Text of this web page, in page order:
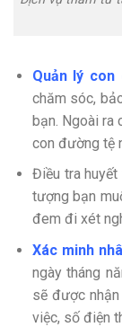
Quản lý con
chăm sóc,
bạn. Ngoài ra
con đường tệ
Điều tra
tượng bạn
đem đi xét
Xác minh
ngày tháng
sẽ được
việc, số điện